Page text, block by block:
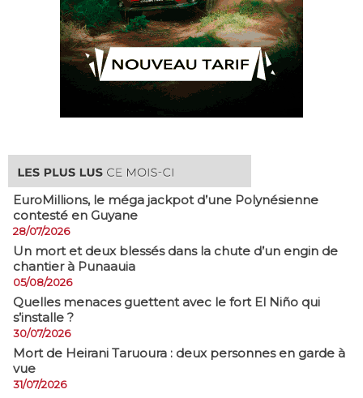
EuroMillions, ​le méga jackpot d’une Polynésienne
contesté en Guyane
28/07/2026
​Un mort et deux blessés dans la chute d’un engin de
chantier à Punaauia
05/08/2026
Quelles menaces guettent avec le fort El Niño qui
s’installe ?
30/07/2026
Mort de Heirani Taruoura : deux personnes en garde à
vue
31/07/2026